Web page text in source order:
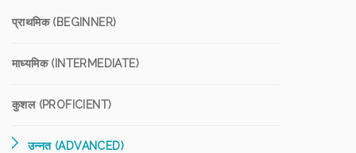
प्राथमिक (BEGINNER)
माध्यमिक (INTERMEDIATE)
कुशल (PROFICIENT)
उन्नत (ADVANCED)